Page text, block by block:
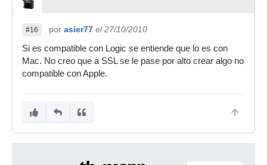
#16 por asier77 el 27/10/2010
Si es compatible con Logic se entiende que lo es con
Mac. No creo que a SSL se le pase por alto crear algo no
compatible con Apple.